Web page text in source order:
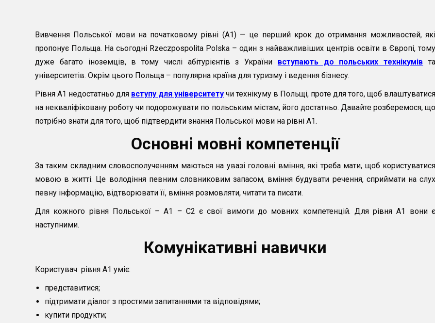
Вивчення Польської мови на початковому рівні (А1) — це перший крок до отримання можливостей, які
пропонує Польща. На сьогодні Rzeczpospolita Polska – один з найважливіших центрів освіти в Європі, тому
дуже багато іноземців, в тому числі абітурієнтів з України вступають до польських технікумів
університетів. Окрім цього Польща – популярна країна для туризму і ведення бізнесу.
Рівня А1 недостатньо для вступу для університету чи технікуму в Польщі, проте для того, щоб влаштуватися
на некваліфіковану роботу чи подорожувати по польським містам, його достатньо. Давайте розберемося, що
потрібно знати для того, щоб підтвердити знання Польської мови на рівні А1.
Основні мовні компетенції
За таким складним словосполученням маються на увазі головні вміння, які треба мати, щоб користуватися
мовою в житті. Це володіння певним словниковим запасом, вміння будувати речення, сприймати на слух
певну інформацію, відтворювати її, вміння розмовляти, читати та писати.
Для кожного рівня Польської – А1 – С2 є свої вимоги до мовних компетенцій. Для рівня А1 вони є
наступними.
Комунікативні навички
Користувач рівня А1 уміє:
представитися;
підтримати діалог з простими запитаннями та відповідями;
купити продукти;